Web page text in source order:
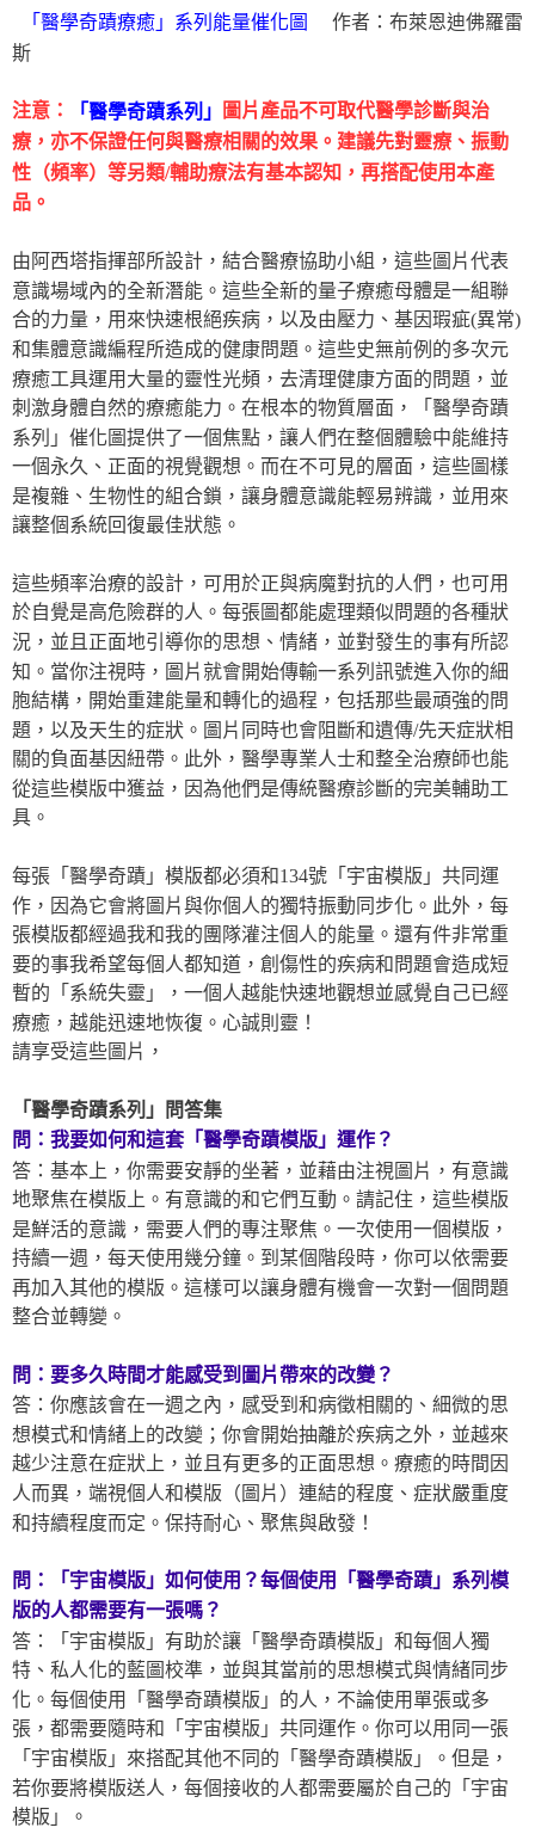
「醫學奇蹟療癒」系列能量催化圖
作者：布萊恩迪佛羅雷
斯
注意： 「醫學奇蹟系列」
圖片產品不可取代醫學診斷與治
療，亦不保證任何與醫療相關的效果。建議先對靈療、振動
性（頻率）等另類/輔助療法有基本認知，再搭配使用本產
品。
由阿西塔指揮部所設計，結合醫療協助小組，這些圖片代表
意識場域內的全新潛能。這些全新的量子療癒母體是一組聯
合的力量，用來快速根絕疾病，以及由壓力、基因瑕疵(異常)
和集體意識編程所造成的健康問題。這些史無前例的多次元
療癒工具運用大量的靈性光頻，去清理健康方面的問題，並
刺激身體自然的療癒能力。在根本的物質層面，「醫學奇蹟
系列」催化圖提供了一個焦點，讓人們在整個體驗中能維持
一個永久、正面的視覺觀想。而在不可見的層面，這些圖樣
是複雜、生物性的組合鎖，讓身體意識能輕易辨識，並用來
讓整個系統回復最佳狀態。
這些頻率治療的設計，可用於正與病魔對抗的人們，也可用
於自覺是高危險群的人。每張圖都能處理類似問題的各種狀
況，並且正面地引導你的思想、情緒，並對發生的事有所認
知。當你注視時，圖片就會開始傳輸一系列訊號進入你的細
胞結構，開始重建能量和轉化的過程，包括那些最頑強的問
題，以及天生的症狀。圖片同時也會阻斷和遺傳/先天症狀相
關的負面基因紐帶。此外，醫學專業人士和整全治療師也能
從這些模版中獲益，因為他們是傳統醫療診斷的完美輔助工
具。
每張「醫學奇蹟」模版都必須和134號「宇宙模版」共同運
作，因為它會將圖片與你個人的獨特振動同步化。此外，每
張模版都經過我和我的團隊灌注個人的能量。還有件非常重
要的事我希望每個人都知道，創傷性的疾病和問題會造成短
暫的「系統失靈」，一個人越能快速地觀想並感覺自己已經
療癒，越能迅速地恢復。心誠則靈！
請享受這些圖片，
「醫學奇蹟系列」問答集
問：我要如何和這套「醫學奇蹟模版」運作？
答：基本上，你需要安靜的坐著，並藉由注視圖片，有意識
地聚焦在模版上。有意識的和它們互動。請記住，這些模版
是鮮活的意識，需要人們的專注聚焦。一次使用一個模版，
持續一週，每天使用幾分鐘。到某個階段時，你可以依需要
再加入其他的模版。這樣可以讓身體有機會一次對一個問題
整合並轉變。
問：要多久時間才能感受到圖片帶來的改變？
答：你應該會在一週之內，感受到和病徵相關的、細微的思
想模式和情緒上的改變；你會開始抽離於疾病之外，並越來
越少注意在症狀上，並且有更多的正面思想。療癒的時間因
人而異，端視個人和模版（圖片）連結的程度、症狀嚴重度
和持續程度而定。保持耐心、聚焦與啟發！
問：「宇宙模版」如何使用？每個使用「醫學奇蹟」系列模
版的人都需要有一張嗎？
答：「宇宙模版」有助於讓「醫學奇蹟模版」和每個人獨
特、私人化的藍圖校準，並與其當前的思想模式與情緒同步
化。每個使用「醫學奇蹟模版」的人，不論使用單張或多
張，都需要隨時和「宇宙模版」共同運作。你可以用同一張
「宇宙模版」來搭配其他不同的「醫學奇蹟模版」。但是，
若你要將模版送人，每個接收的人都需要屬於自己的「宇宙
模版」。